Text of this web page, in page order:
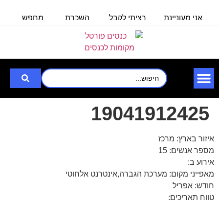
אני מעוניינת
רציתי לקבל
פרטים לכנס
לעובדים
השכרת
אולם/
כיתה
לצורך
מחפש
3000
19041912425
איזור בארץ: מרכז
מספר אנשים: 15
אירוע ב:
מאפייני מקום: מערכת הגברה,אינטרנט אלחוטי
חודש: אפריל
טווח תאריכים: